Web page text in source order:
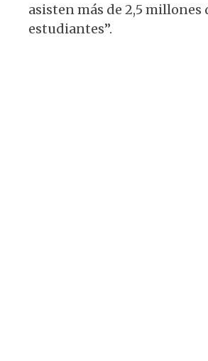
asisten más de 2,5 millones
estudiantes”.